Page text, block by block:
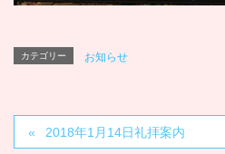
カテゴリー お知らせ
2018年1月14日礼拝案内